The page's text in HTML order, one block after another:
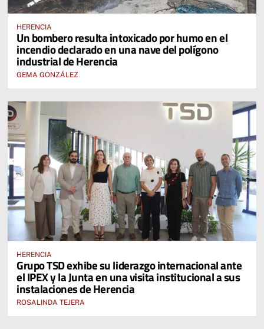
HERENCIA
Un bombero resulta intoxicado por humo en el
incendio declarado en una nave del polígono
industrial de Herencia
GEMA GONZÁLEZ
HERENCIA
Grupo TSD exhibe su liderazgo internacional ante
el IPEX y la Junta en una visita institucional a sus
instalaciones de Herencia
ROSALINDA TEJERA